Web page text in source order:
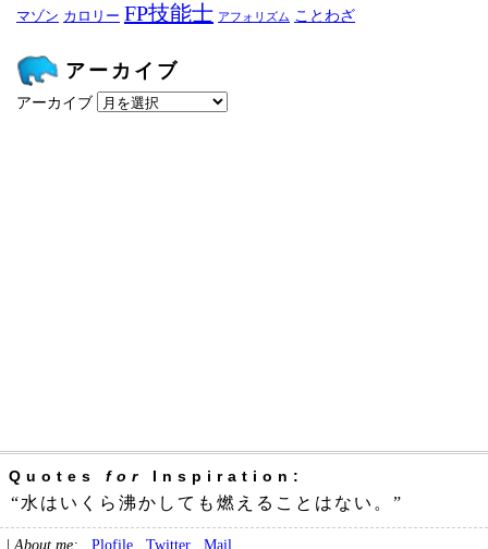
マゾン カロリー FP技能士 アフォリズム ことわざ
アーカイブ
アーカイブ
Quotes for Inspiration:
“水はいくら沸かしても燃えることはない。”
| About me: Plofile Twitter Mail